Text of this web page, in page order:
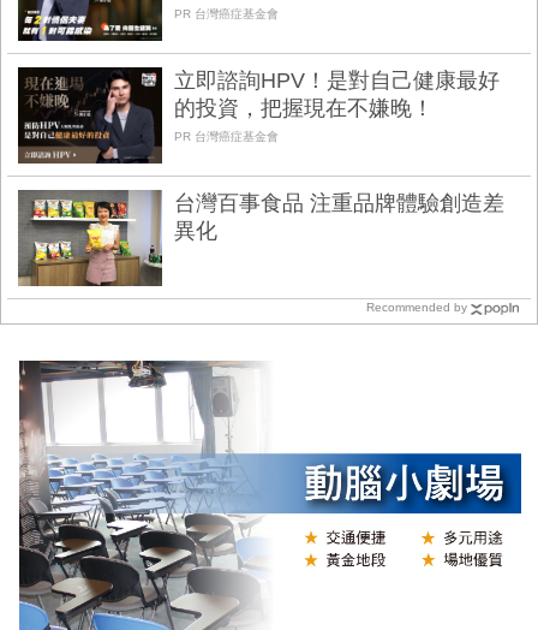
PR 台灣癌症基金會
立即諮詢HPV！是對自己健康最好
的投資，把握現在不嫌晚！
PR 台灣癌症基金會
台灣百事食品 注重品牌體驗創造差
異化
Recommended by